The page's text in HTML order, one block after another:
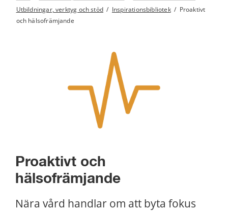
Utbildningar, verktyg och stöd / Inspirationsbibliotek / Proaktivt
och hälsofrämjande
Proaktivt och
hälsofrämjande
Nära vård handlar om att byta fokus